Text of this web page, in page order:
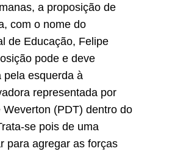
a proposição de
com o nome do
de Educação, Felipe
pode e deve
pela esquerda à
representada por
(PDT) dentro do
se pois de uma
para agregar as forças